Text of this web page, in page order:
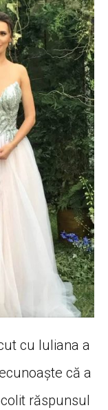
cu Iuliana a
că a
răspunsul